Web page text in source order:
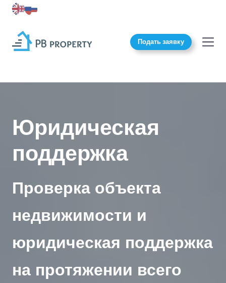
Подать заявку
Юридическая
поддержка
Проверка объекта
недвижимости и
юридическая поддержка
на протяжении всего